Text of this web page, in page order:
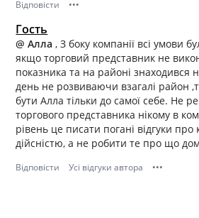
Відповісти •••
Гость
@ Алла, З боку компанії всі умови
якщо торговий представник не
показника та на районі знаходився
день не розвиваючи взагалі район
бути Алла тільки до самої себе. Не
торгового представника нікому в
рівень це писати погані відгуки
дійсністю, а не робити те про що
Відповісти Усі відгуки автора •••